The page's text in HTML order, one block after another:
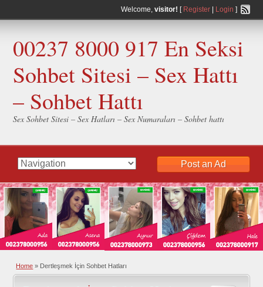
Welcome, visitor! [ Register| Login ]
00237 8000 917 En Seksi
Sohbet Sitesi – Sex Hattı
– Sohbet Hattı
Sex Sohbet Sitesi – Sex Hatları – Sex Numaraları – Sohbet hattı
Post an Ad
Home » Dertleşmek İçin Sohbet Hatları